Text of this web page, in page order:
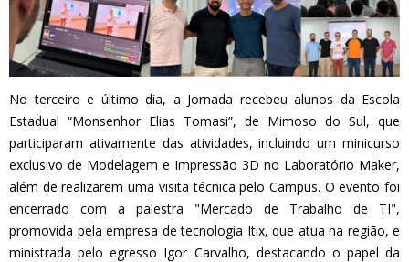
No terceiro e último dia, a Jornada recebeu alunos da Escola
Estadual “Monsenhor Elias Tomasi”, de Mimoso do Sul, que
participaram ativamente das atividades, incluindo um minicurso
exclusivo de Modelagem e Impressão 3D no Laboratório Maker,
além de realizarem uma visita técnica pelo Campus. O evento foi
encerrado com a palestra "Mercado de Trabalho de TI",
promovida pela empresa de tecnologia Itix, que atua na região, e
ministrada pelo egresso Igor Carvalho, destacando o papel da